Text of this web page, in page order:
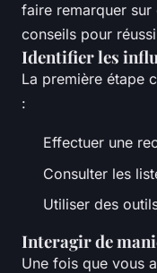
faire remarquer
conseils pour
Identifier les
La première étape
:
Effectuer une
Consulter les
Utiliser des
Interagir de
Une fois que vous